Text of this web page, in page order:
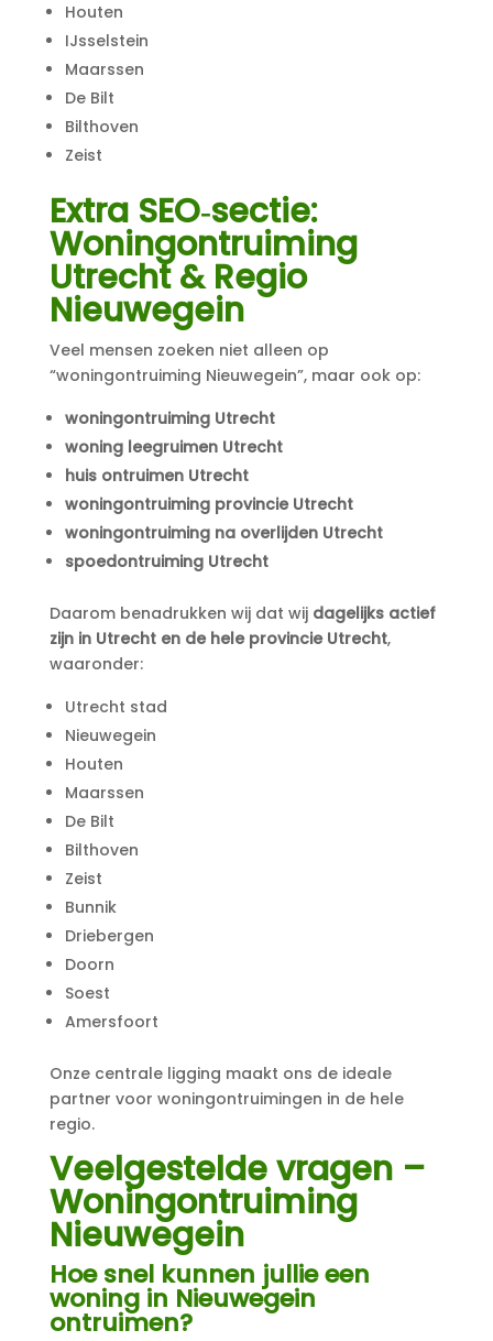
Houten
IJsselstein
Maarssen
De Bilt
Bilthoven
Zeist
Extra SEO‑sectie:
Woningontruiming
Utrecht & Regio
Nieuwegein
Veel mensen zoeken niet alleen op
“woningontruiming Nieuwegein”, maar ook op:
woningontruiming Utrecht
woning leegruimen Utrecht
huis ontruimen Utrecht
woningontruiming provincie Utrecht
woningontruiming na overlijden Utrecht
spoedontruiming Utrecht
Daarom benadrukken wij dat wij dagelijks actief
zijn in Utrecht en de hele provincie Utrecht,
waaronder:
Utrecht stad
Nieuwegein
Houten
Maarssen
De Bilt
Bilthoven
Zeist
Bunnik
Driebergen
Doorn
Soest
Amersfoort
Onze centrale ligging maakt ons de ideale
partner voor woningontruimingen in de hele
regio.
Veelgestelde vragen –
Woningontruiming
Nieuwegein
Hoe snel kunnen jullie een
woning in Nieuwegein
ontruimen?